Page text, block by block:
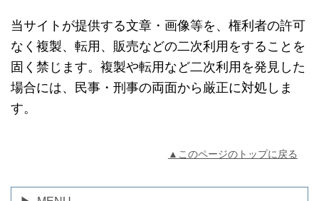
当サイトが提供する文章・画像等を、権利者の許可
なく複製、転用、販売などの二次利用をすることを
固く禁じます。複製や転用など二次利用を発見した
場合には、民事・刑事の両面から厳正に対処しま
す。
▲このページのトップに戻る